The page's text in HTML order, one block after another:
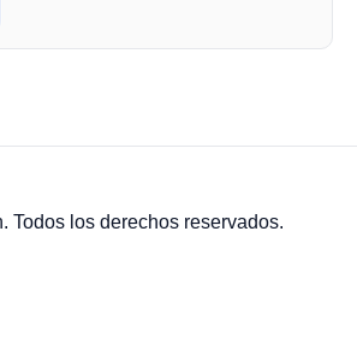
Todos los derechos reservados.